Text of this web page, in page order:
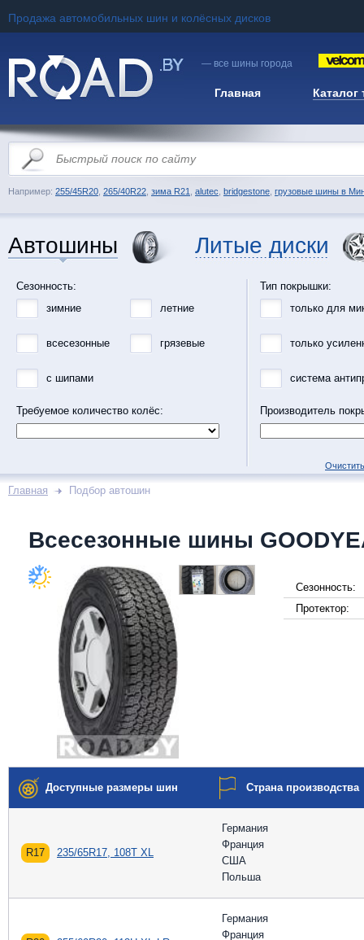
Продажа автомобильных шин и колёсных дисков
— все шины города
Главная Каталог
Например: 255/45R20 265/40R22 зима R21 alutec bridgestone грузовые шины в
Автошины Литые диски
Сезонность:
зимние
летние
всесезонные грязевые
с шипами
Требуемое количество колёс:
Тип покрышки:
только для
только
система
Производитель
Главная Подбор автошин
Всесезонные шины
Сезонность:
Протектор:
Доступные размеры шин Страна производства
R17 235/65R17, 108T XL
Германия
Франция
США
Польша
Германия
Франция